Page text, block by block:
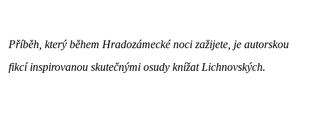
Příběh, který během Hradozámecké noci zažijete, je autorskou
fikcí inspirovanou skutečnými osudy knížat Lichnovských.